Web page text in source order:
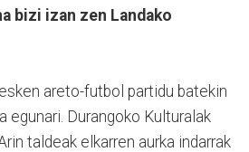
bizi izan zen Landako
areto-futbol partidu batekin
egunari. Durangoko Kulturalak
taldeak elkarren aurka indarrak